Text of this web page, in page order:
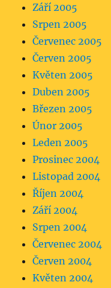
Září 2005
Srpen 2005
Červenec 2005
Červen 2005
Květen 2005
Duben 2005
Březen 2005
Únor 2005
Leden 2005
Prosinec 2004
Listopad 2004
Říjen 2004
Září 2004
Srpen 2004
Červenec 2004
Červen 2004
Květen 2004